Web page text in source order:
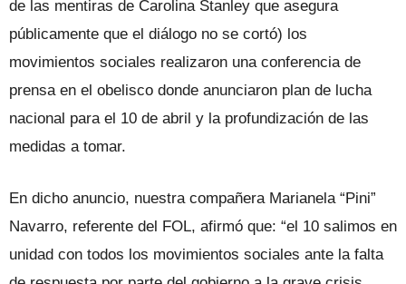
de las mentiras de Carolina Stanley que asegura
públicamente que el diálogo no se cortó) los
movimientos sociales realizaron una conferencia de
prensa en el obelisco donde anunciaron plan de lucha
nacional para el 10 de abril y la profundización de las
medidas a tomar.
En dicho anuncio, nuestra compañera Marianela “Pini”
Navarro, referente del FOL, afirmó que: “el 10 salimos en
unidad con todos los movimientos sociales ante la falta